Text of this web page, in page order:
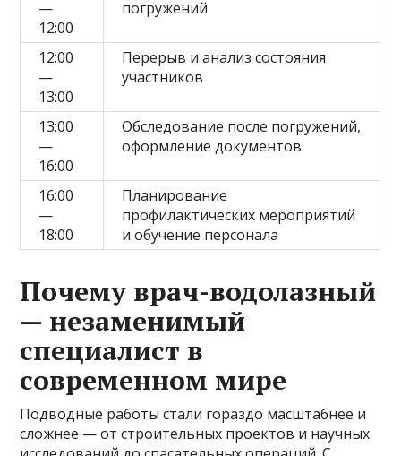
—
12:00
погружений
12:00
—
13:00
Перерыв и анализ состояния
участников
13:00
—
16:00
Обследование после погружений,
оформление документов
16:00
—
18:00
Планирование
профилактических мероприятий
и обучение персонала
Почему врач-водолазный
— незаменимый
специалист в
современном мире
Подводные работы стали гораздо масштабнее и
сложнее — от строительных проектов и научных